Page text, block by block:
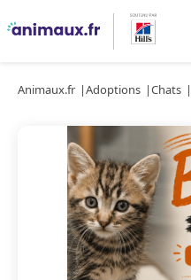
Animaux.fr Adoptions Chats